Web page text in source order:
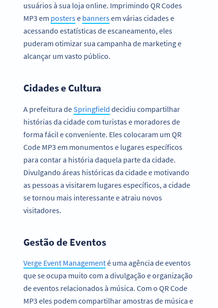
usuários à sua loja online. Imprimindo QR Codes
MP3 em posterse bannersem várias cidades e
acessando estatísticas de escaneamento, eles
puderam otimizar sua campanha de marketing e
alcançar um vasto público.
Cidades e Cultura
A prefeitura deSpringfield decidiu compartilhar
histórias da cidade com turistas e moradores de
forma fácil e conveniente. Eles colocaram um QR
Code MP3 em monumentos e lugares específicos
para contar a história daquela parte da cidade.
Divulgando áreas históricas da cidade e motivando
as pessoas a visitarem lugares específicos, a cidade
se tornou mais interessante e atraiu novos
visitadores.
Gestão de Eventos
Verge Event Managementé uma agência de eventos
que se ocupa muito com a divulgação e organização
de eventos relacionados à música. Com o QR Code
MP3 eles podem compartilhar amostras de música e